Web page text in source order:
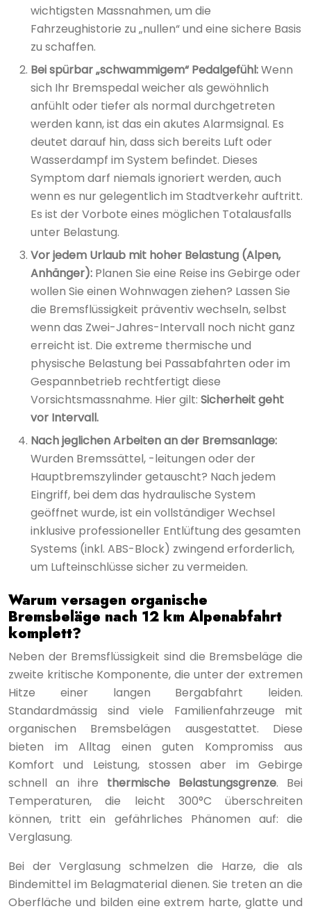
wichtigsten Massnahmen, um die
Fahrzeughistorie zu „nullen“ und eine sichere Basis
zu schaffen.
Bei spürbar „schwammigem“ Pedalgefühl:Wenn
sich Ihr Bremspedal weicher als gewöhnlich
anfühlt oder tiefer als normal durchgetreten
werden kann, ist das ein akutes Alarmsignal. Es
deutet darauf hin, dass sich bereits Luft oder
Wasserdampf im System befindet. Dieses
Symptom darf niemals ignoriert werden, auch
wenn es nur gelegentlich im Stadtverkehr auftritt.
Es ist der Vorbote eines möglichen Totalausfalls
unter Belastung.
Vor jedem Urlaub mit hoher Belastung (Alpen,
Anhänger): Planen Sie eine Reise ins Gebirge oder
wollen Sie einen Wohnwagen ziehen? Lassen Sie
die Bremsflüssigkeit präventiv wechseln, selbst
wenn das Zwei-Jahres-Intervall noch nicht ganz
erreicht ist. Die extreme thermische und
physische Belastung bei Passabfahrten oder im
Gespannbetrieb rechtfertigt diese
Vorsichtsmassnahme. Hier gilt: Sicherheit geht
vor Intervall.
Nach jeglichen Arbeiten an der Bremsanlage:
Wurden Bremssättel, -leitungen oder der
Hauptbremszylinder getauscht? Nach jedem
Eingriff, bei dem das hydraulische System
geöffnet wurde, ist ein vollständiger Wechsel
inklusive professioneller Entlüftung des gesamten
Systems (inkl. ABS-Block) zwingend erforderlich,
um Lufteinschlüsse sicher zu vermeiden.
Warum versagen organische
Bremsbeläge nach 12 km Alpenabfahrt
komplett?
Neben der Bremsflüssigkeit sind die Bremsbeläge die
zweite kritische Komponente, die unter der extremen
Hitze einer langen Bergabfahrt leiden.
Standardmässig sind viele Familienfahrzeuge mit
organischen Bremsbelägen ausgestattet. Diese
bieten im Alltag einen guten Kompromiss aus
Komfort und Leistung, stossen aber im Gebirge
schnell an ihre thermische Belastungsgrenze. Bei
Temperaturen, die leicht 300°C überschreiten
können, tritt ein gefährliches Phänomen auf: die
Verglasung.
Bei der Verglasung schmelzen die Harze, die als
Bindemittel im Belagmaterial dienen. Sie treten an die
Oberfläche und bilden eine extrem harte, glatte und